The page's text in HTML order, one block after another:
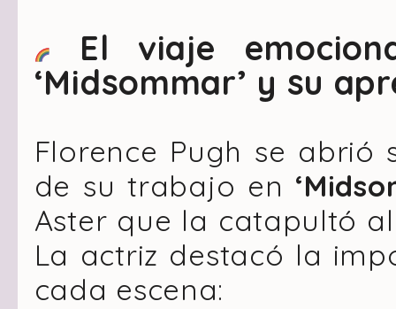
El viaje
‘Midsommar’ y su
Florence Pugh se
de su trabajo en
Aster que la catapultó
La actriz destacó la
cada escena: